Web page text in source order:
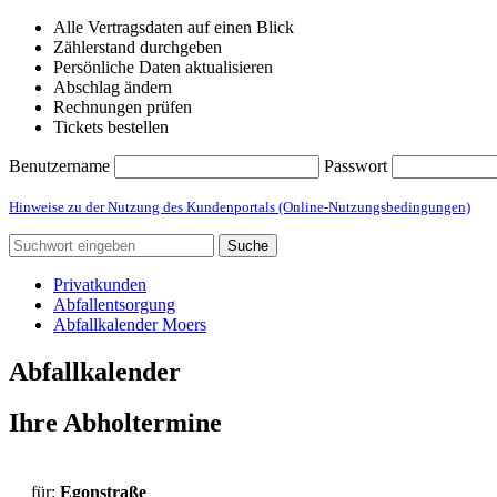
Alle Vertragsdaten auf einen Blick
Zählerstand durchgeben
Persönliche Daten aktualisieren
Abschlag ändern
Rechnungen prüfen
Tickets bestellen
Benutzername Passwort
Hinweise zu der Nutzung des Kundenportals (Online-Nutzungsbedingungen)
Suche
Privatkunden
Abfallentsorgung
Abfallkalender Moers
Abfallkalender
Ihre Abholtermine
für: Egonstraße